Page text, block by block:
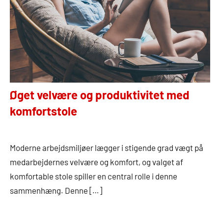
Øget velvære og produktivitet med
komfortstole
juli
2024
Moderne arbejdsmiljøer lægger i stigende grad vægt på
medarbejdernes velvære og komfort, og valget af
komfortable stole spiller en central rolle i denne
sammenhæng. Denne […]